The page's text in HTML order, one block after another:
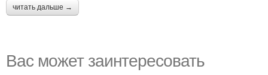
читать дальше →
Вас может заинтересовать